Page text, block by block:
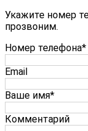
Укажите номер
прозвоним.
Номер телефона*
Email
Ваше имя*
Комментарий